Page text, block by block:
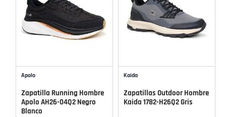
Apolo
Zapatilla Running Hombre
Apolo AH26-04Q2 Negro
Blanco
Kaida
Zapatillas Outdoor Hombre
Kaida 1782-H26Q2 Gris